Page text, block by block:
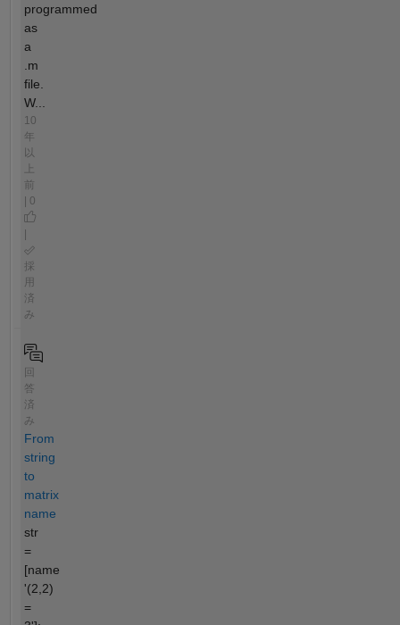
programmed
as
a
.m
file.
W...
10
年
以
前
| 0
採
用
済
み
回
答
済
み
From
string
to
matrix
name
str
=
[name
'(2,2)
=